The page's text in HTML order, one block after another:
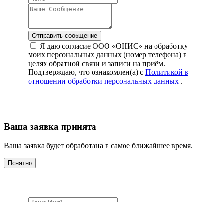
Отправить сообщение
Я даю согласие ООО «ОНИС» на обработку
моих персональных данных (номер телефона) в
целях обратной связи и записи на приём.
Подтверждаю, что ознакомлен(а) с Политикой в
отношении обработки персональных данных .
Ваша заявка принята
Ваша заявка будет обработана в самое ближайшее время.
Понятно